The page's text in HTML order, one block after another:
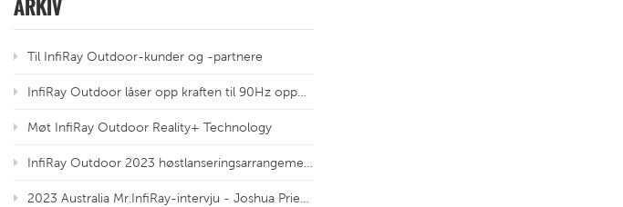
ARKIV
Til InfiRay Outdoor-kunder og -partnere
InfiRay Outdoor låser opp kraften til 90Hz oppdateringsfrekvens
Møt InfiRay Outdoor Reality+ Technology
InfiRay Outdoor 2023 høstlanseringsarrangement
2023 Australia Mr.InfiRay-intervju - Joshua Priebbenow